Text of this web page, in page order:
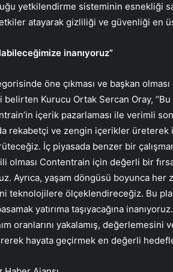
yetkilendirme sisteminin esnekliği
atayarak gizliliği ve güvenliği en
inanıyoruz”
öne çıkması ve başkan
Kurucu Ortak Sercan Oray, “Bu
içerik pazarlaması ile verimli
rekabetçi ve zengin içerikler
İç piyasada benzer bir
olması Contentrain için değerli bir
Ayrıca, yaşam döngüsü boyunca her
teknolojilere ölçeklendireceğiz. Bu
yatırıma taşıyacağına
oranlarını yakalamış, değerlemesini
hayata geçirmek en değerli